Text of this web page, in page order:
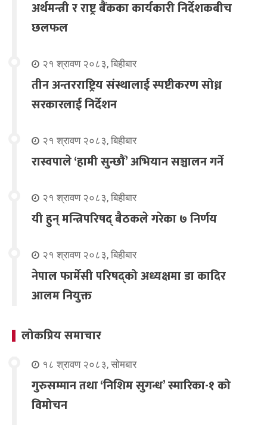
अर्थमन्त्री र राष्ट्र बैंकका कार्यकारी निर्देशकबीच
छलफल
२१ श्रावण २०८३, बिहीबार
तीन अन्तरराष्ट्रिय संस्थालाई स्पष्टीकरण सोध्न
सरकारलाई निर्देशन
२१ श्रावण २०८३, बिहीबार
रास्वपाले ‘हामी सुन्छौँ’ अभियान सञ्चालन गर्ने
२१ श्रावण २०८३, बिहीबार
यी हुन् मन्त्रिपरिषद् बैठकले गरेका ७ निर्णय
२१ श्रावण २०८३, बिहीबार
नेपाल फार्मेसी परिषद्को अध्यक्षमा डा कादिर
आलम नियुक्त
लोकप्रिय समाचार
१८ श्रावण २०८३, सोमबार
गुरुसम्मान तथा ‘निशिम सुगन्ध’ स्मारिका-१ को
विमोचन